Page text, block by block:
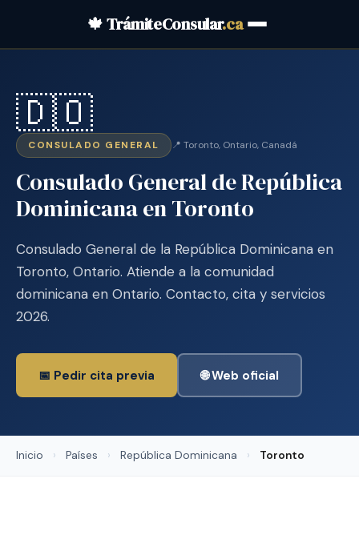
🍁 TrámiteConsular.ca
🇩🇴
CONSULADO GENERAL 📍 Toronto, Ontario, Canadá
Consulado General de República
Dominicana en Toronto
Consulado General de la República Dominicana en
Toronto, Ontario. Atiende a la comunidad
dominicana en Ontario. Contacto, cita y servicios
2026.
📅 Pedir cita previa 🌐 Web oficial
Inicio › Países › República Dominicana › Toronto